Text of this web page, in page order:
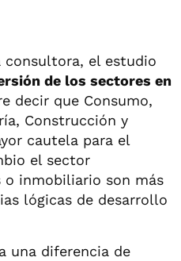
consultora, el estudio
de los sectores en
decir que Consumo,
Construcción y
cautela para el
el sector
inmobiliario son más
lógicas de desarrollo
una diferencia de